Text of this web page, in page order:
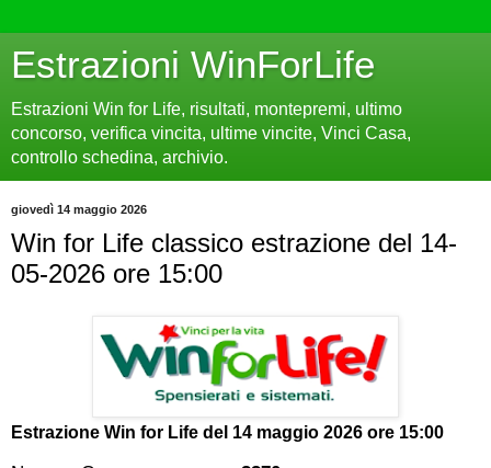
Estrazioni WinForLife
Estrazioni Win for Life, risultati, montepremi, ultimo
concorso, verifica vincita, ultime vincite, Vinci Casa,
controllo schedina, archivio.
giovedì 14 maggio 2026
Win for Life classico estrazione del 14-
05-2026 ore 15:00
Estrazione Win for Life del 14 maggio 2026 ore 15:00